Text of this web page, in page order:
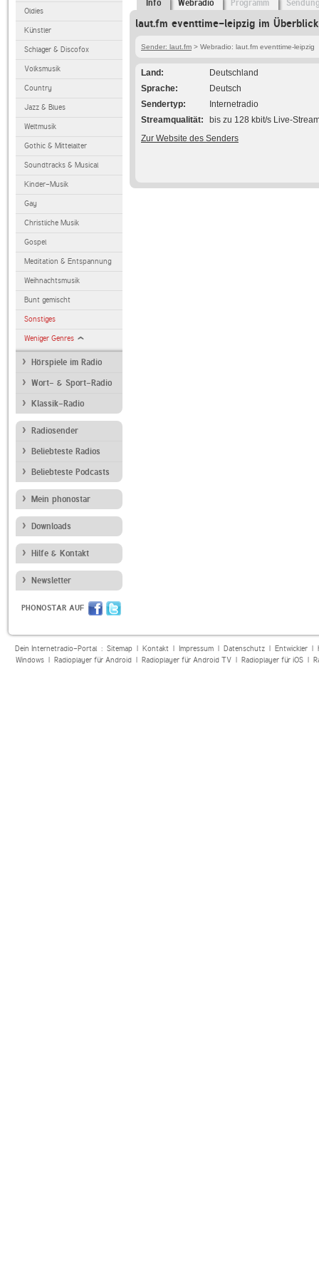
Oldies
Künstler
Schlager & Discofox
Volksmusik
Country
Jazz & Blues
Weltmusik
Gothic & Mittelalter
Soundtracks & Musical
Kinder-Musik
Gay
Christliche Musik
Gospel
Meditation & Entspannung
Weihnachtsmusik
Bunt gemischt
Sonstiges
Weniger Genres
Hörspiele im Radio
Wort- & Sport-Radio
Klassik-Radio
Radiosender
Beliebteste Radios
Beliebteste Podcasts
Mein phonostar
Downloads
Hilfe & Kontakt
Newsletter
PHONOSTAR AUF
Info Webradio Programm
laut.fm eventtime-leipzig im Überblick
Sender: laut.fm > Webradio: laut.fm eventtime-leipzig
Land
Deutschland
Sprache
Deutsch
Sendertyp
Internetradio
Streamqualität
bis zu 128 kbit/s Live-
Zur Website des Senders
Dein Internetradio-Portal : Sitemap| Kontakt| Impressum| Datenschutz| Entwickler|
Windows| Radioplayer für Android| Radioplayer für Android TV| Radioplayer für iOS|